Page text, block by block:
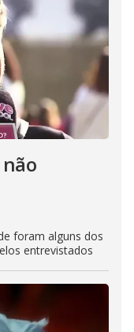
foram alguns dos
entrevistados